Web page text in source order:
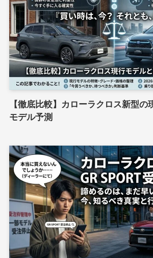
【徹底比較】カローラクロス新型の
モデル予測